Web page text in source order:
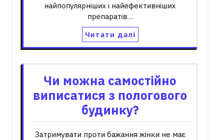
найпопулярніших і найефективніших
препаратів…
Читати далі
Чи можна самостійно
виписатися з пологового
будинку?
Затримувати проти бажання жінки не має